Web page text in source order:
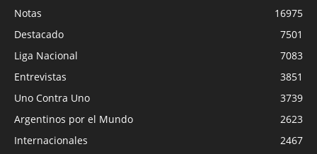
Notas
16975
Destacado
7501
Liga Nacional
7083
Entrevistas
3851
Uno Contra Uno
3739
Argentinos por el Mundo
2623
Internacionales
2467